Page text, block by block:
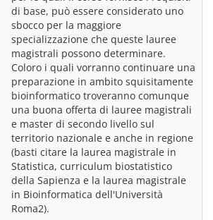
di base, può essere considerato uno
sbocco per la maggiore
specializzazione che queste lauree
magistrali possono determinare.
Coloro i quali vorranno continuare una
preparazione in ambito squisitamente
bioinformatico troveranno comunque
una buona offerta di lauree magistrali
e master di secondo livello sul
territorio nazionale e anche in regione
(basti citare la laurea magistrale in
Statistica, curriculum biostatistico
della Sapienza e la laurea magistrale
in Bioinformatica dell'Università